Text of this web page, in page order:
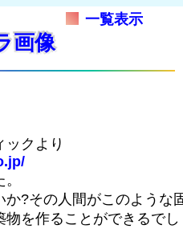
一覧表示
画像
ックより
か?その人間がこのような
を作ることができるでし